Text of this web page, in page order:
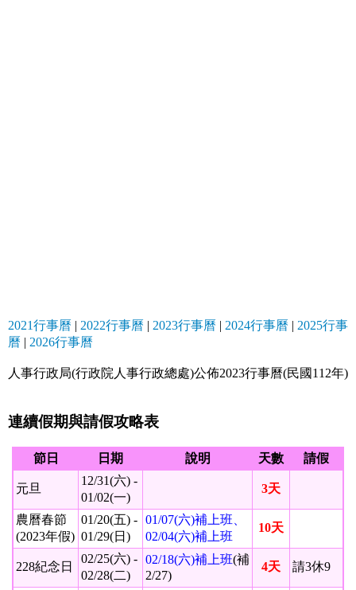
2021行事曆 | 2022行事曆 | 2023行事曆 | 2024行事曆 | 2025行事
曆 | 2026行事曆
人事行政局(行政院人事行政總處)公佈2023行事曆(民國112年)
連續假期與請假攻略表
節日 日期 說明 天數 請假
元旦
12/31(六) -
01/02(一)
3天
農曆春節
(2023年假)
01/20(五) -
01/29(日)
01/07(六)補上班、
02/04(六)補上班
10天
228紀念日
02/25(六) -
02/28(二)
02/18(六)補上班(補
2/27)
4天 請3休9